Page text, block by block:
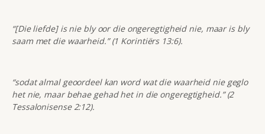
“[Die liefde] is nie bly oor die ongeregtigheid nie, maar is bly
saam met die waarheid.” (1 Korintiërs 13:6).
“sodat almal geoordeel kan word wat die waarheid nie geglo
het nie, maar behae gehad het in die ongeregtigheid.” (2
Tessalonisense 2:12).